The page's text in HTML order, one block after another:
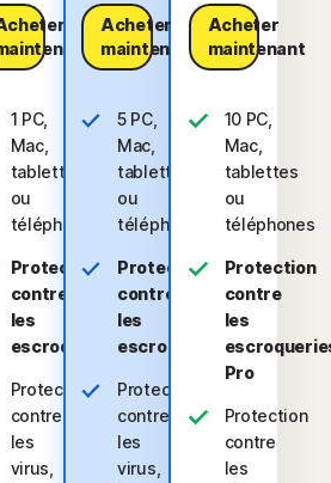
1 PC,
Mac,
tablette
ou
téléphone
Protection
contre
les
escroqueries
Protection
contre
les
virus,
Acheter
maintenant​
5 PC,
Mac,
tablettes
ou
téléphones
Protection
contre
les
escroqueries
Protection
contre
les
virus,
Acheter
maintenant​
10 PC,
Mac,
tablettes
ou
téléphones
Protection
contre
les
Pro
Protection
contre
les